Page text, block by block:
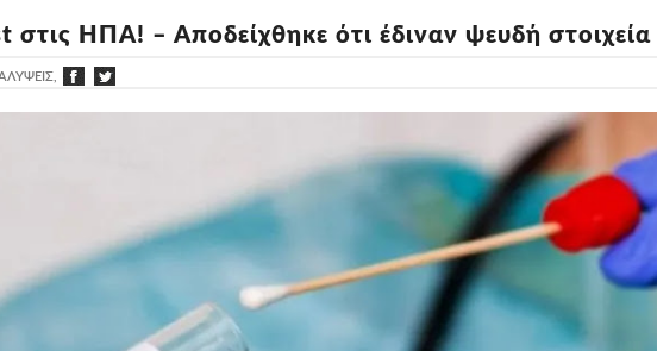
στις ΗΠΑ! – Αποδείχθηκε ότι έδιναν ψευδή στοιχεία